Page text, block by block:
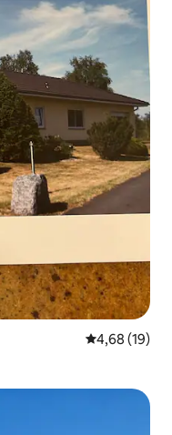
Gemiddelde
4,68 (19)